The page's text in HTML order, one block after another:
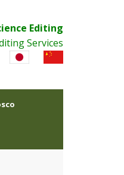
Editing
Services